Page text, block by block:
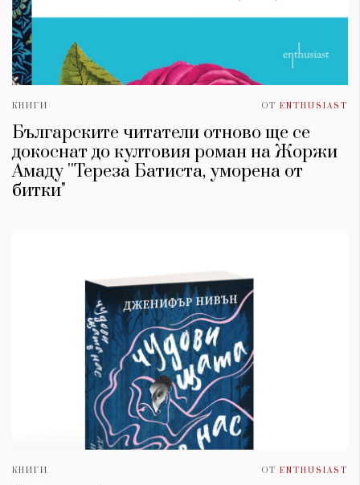
КНИГИ ОТ ENTHUSIAST
Българските читатели отново ще се
докоснат до култовия роман на Жоржи
Амаду ''Тереза Батиста, уморена от
битки"
КНИГИ ОТ ENTHUSIAST